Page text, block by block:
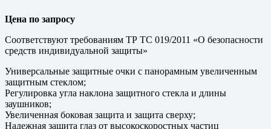
Цена по запросу
Соответствуют требованиям ТР ТС 019/2011 «О безопасности
средств индивидуальной защиты»
Универсальные защитные очки с панорамным увеличенным
защитным стеклом;
Регулировка угла наклона защитного стекла и длины
заушников;
Увеличенная боковая защита и защита сверху;
Надежная защита глаз от высокоскоростных частиц